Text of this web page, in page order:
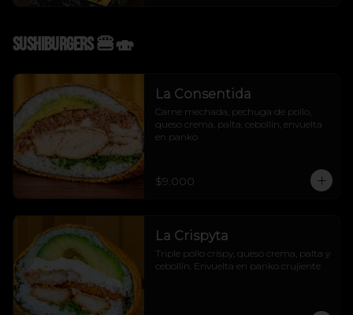
Sushiburgers 🍔🍣
La Consentida
Carne mechada, pechuga de pollo,
queso crema, palta, cebollín, envuelta
en panko
$9.000
La Crispyta
Triple pollo crispy, queso crema, palta y
cebollín. Envuelta en panko crujiente